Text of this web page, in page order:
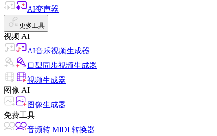
AI变声器
更多工具
视频 AI
AI音乐视频生成器
口型同步视频生成器
视频生成器
图像 AI
图像生成器
免费工具
音频转 MIDI 转换器